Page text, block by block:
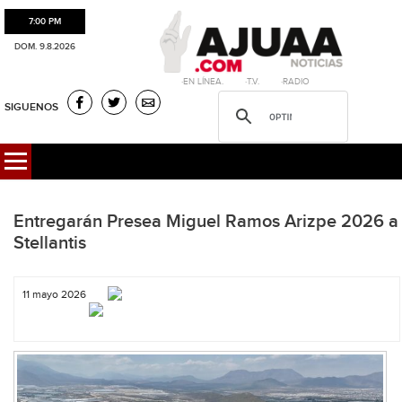
7:00 PM
DOM. 9.8.2026
·EN LÍNEA. ·T.V. ·RADIO
SIGUENOS
Entregarán Presea Miguel Ramos Arizpe 2026 a
Stellantis
11 mayo 2026